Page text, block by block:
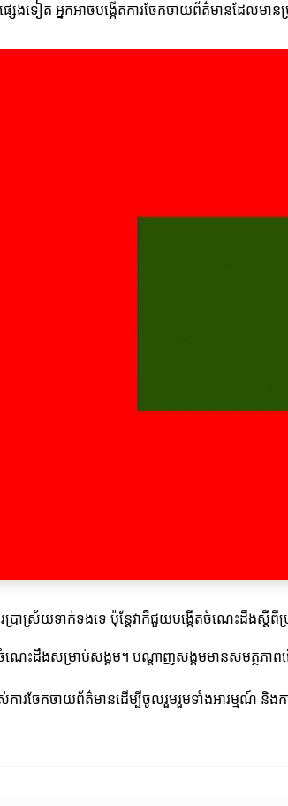
េងទៀត អ្នកអាចបង្កើតការចែកចាយព័ត៌មានដែល
រាស្រ័យទាក់ទងទេ ប៉ុន្តែវាក៏ជួយបង្កើតចំណេះដឹងស្ដី
ចំណេះដឹងសម្រាប់សង្គម។ បណ្តាញសង្គមមានសមត្ថភា
ារចែកចាយព័ត៌មានដើម្បីចូលរួមរួមទាំងអារម្មណ៍ និ